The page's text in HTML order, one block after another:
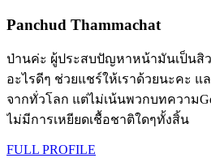
Panchud Thammachat
ป่านค่ะ ผู้ประสบปัญหาหน้ามันเป็นสิ
อะไรดีๆ ช่วยแชร์ให้เราด้วยนะคะ
จากทั่วโลก แต่ไม่เน้นพวกบทความ
ไม่มีการเหยียดเชื้อชาติใดๆทั้งสิ้น
FULL PROFILE